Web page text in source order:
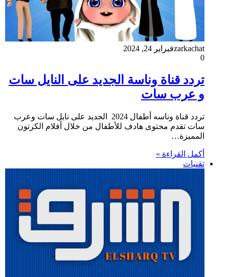
zarkachatفبراير 24, 2024
0
تردد قناة وناسة الجديد على النايل سات
و عرب سات
تردد قناة وناسه أطفال 2024 الجديد على نايل سات وعرب
سات تقدم محتوى هادف للأطفال من خلال أفلام الكرتون
المميزة…
أكمل القراءة »
تقنيات